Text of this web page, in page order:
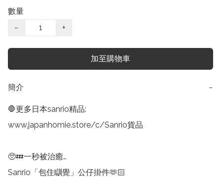
數量
−
+
加至購物車
簡介 −
🛑更多日本sanrio精品:
www.japanhomie.store/c/Sanrio貨品
🥺💤一秒被治癒…
Sanrio「包住瞓覺」公仔掛件🫶🏻